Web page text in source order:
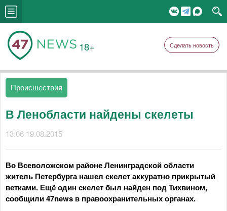
18+ Сделать новость
Происшествия
В Ленобласти найдены скелеты
13:06 19.08.2015
Во Всеволожском районе Ленинградской области
житель Петербурга нашел скелет аккуратно прикрытый
ветками. Ещё один скелет был найден под Тихвином,
сообщили 47news в правоохранительных органах.